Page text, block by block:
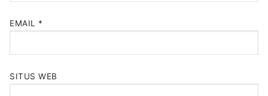
EMAIL *
SITUS WEB